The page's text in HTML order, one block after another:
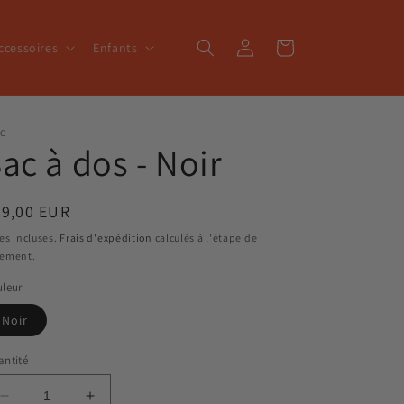
Enfants Connexion Panier
à dos - Noir
EUR
incluses. Frais d'expédition calculés à l'étape de
Noir